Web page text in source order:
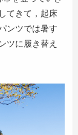
てきて，起床
ンツでは暑す
ツに履き替え